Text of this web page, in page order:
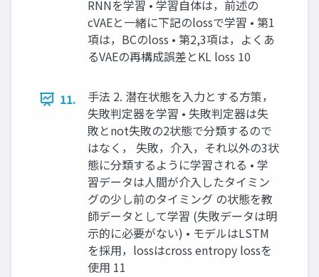
RNNを学習 • 学習⾃体は，前述の
cVAEと⼀緒に下記のlossで学習 • 第1
項は，BCのloss • 第2,3項は，よくあ
るVAEの再構成誤差とKL loss 10
11.
⼿法 2. 潜在状態を⼊⼒とする⽅策，
失敗判定器を学習 • 失敗判定器は失
敗とnot失敗の2状態で分類するので
はなく， 失敗，介⼊，それ以外の3状
態に分類するように学習される • 学
習データは⼈間が介⼊したタイミン
グの少し前のタイミング の状態を教
師データとして学習 (失敗データは明
⽰的に必要がない) • モデルはLSTM
を採⽤，lossはcross entropy lossを
使⽤ 11